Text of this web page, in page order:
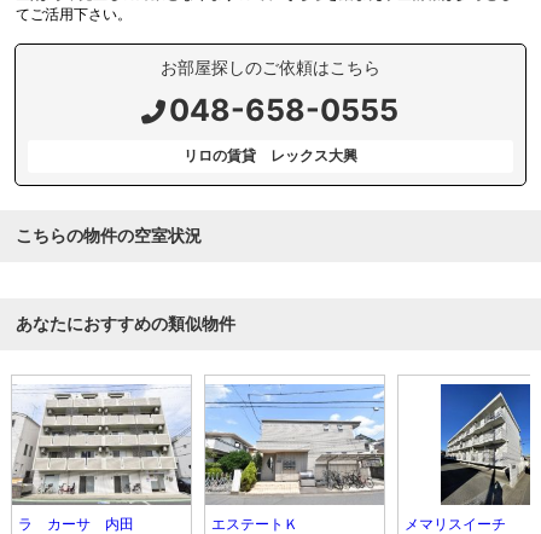
てご活用下さい。
お部屋探しのご依頼はこちら
048-658-0555
リロの賃貸 レックス大興
こちらの物件の空室状況
あなたにおすすめの類似物件
ラ カーサ 内田
エステートＫ
メマリスイーチ